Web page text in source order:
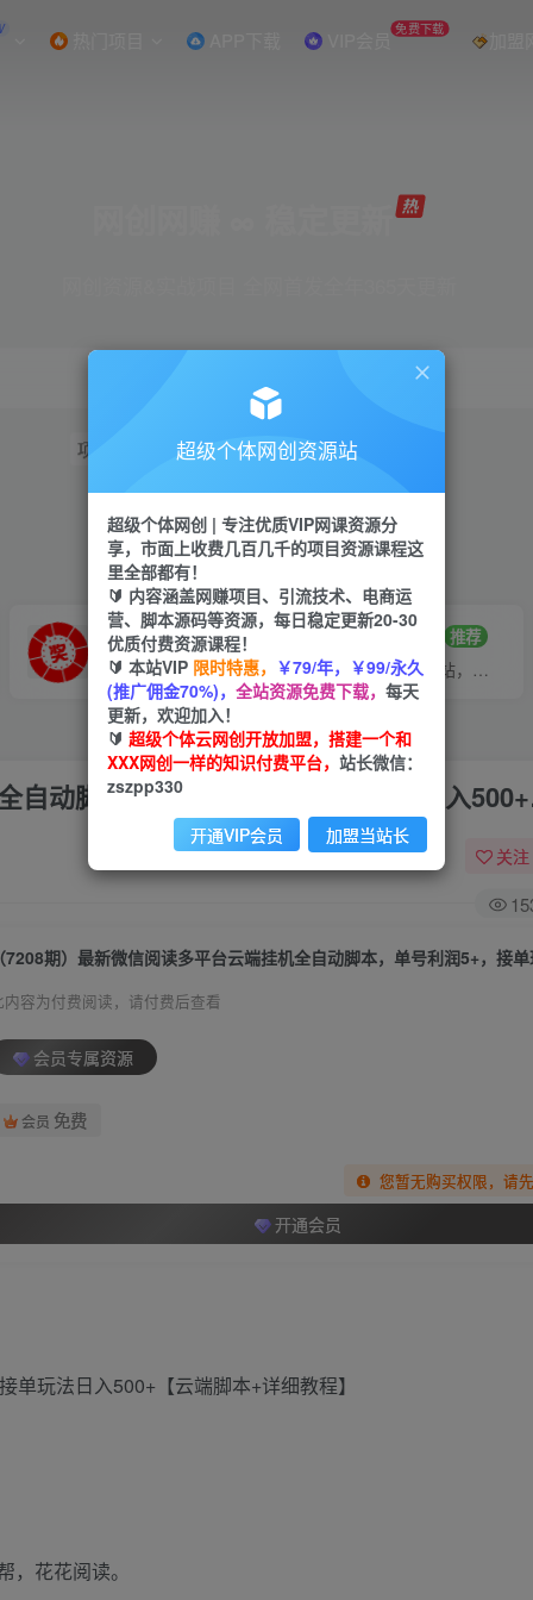
热门项目 APP下载 VIP会员 免费下载 加
项目 引流 短视频 小红书
VIP推广
70%分佣
会员专属推广链接
招募站长 推荐
搭建同款网站，自己当老板
自动脚本，单号利润5+，接单玩法日入
关注
内容为付费阅读，请付费后查看
会员专属资源
会员 免费
您暂无购买权限，请
开通会员
玩法日入500+【云端脚本+详细教程】
花花阅读。
超级个体网创资源站
超级个体网创 | 专注优质VIP网课资源分
享，市面上收费几百几千的项目资源课程这
里全部都有！
🔰 内容涵盖网赚项目、引流技术、电商运
营、脚本源码等资源，每日稳定更新20-30
优质付费资源课程！
🔰 本站VIP 限时特惠， ￥79/年，￥99/永久
(推广佣金70%)， 全站资源免费下载， 每天
更新，欢迎加入！
🔰 超级个体云网创开放加盟，搭建一个和
XXX网创一样的知识付费平台， 站长微信：
zszpp330
开通VIP会员 加盟当站长